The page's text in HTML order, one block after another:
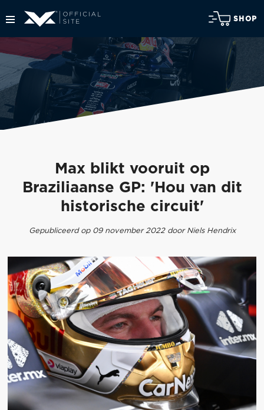
SHOP
Max blikt vooruit op
Braziliaanse GP: 'Hou van dit
historische circuit'
Gepubliceerd op 09 november 2022 door Niels Hendrix